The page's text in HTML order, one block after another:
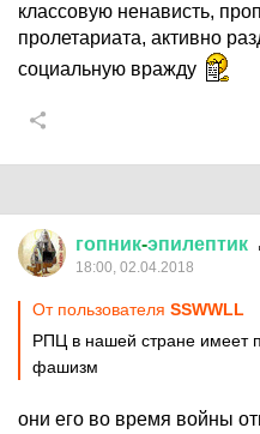
классовую ненависть,
пролетариата, активно
социальную вражду
гопник-эпилептик
18:00, 02.04.2018
От пользователя SSWWLL
РПЦ в нашей стране имеет
фашизм
они его во время войны